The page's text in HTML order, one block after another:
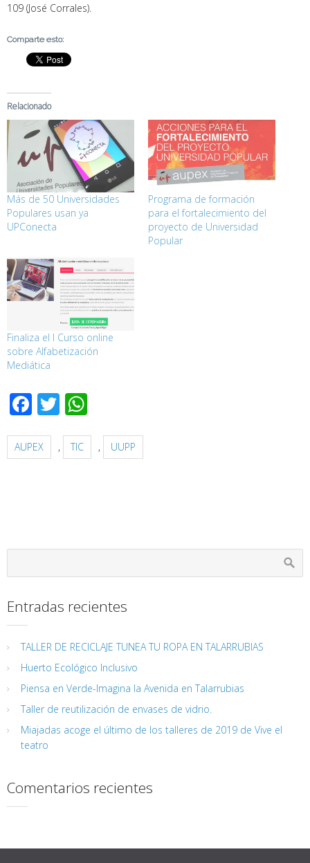
109 (José Corrales).
Comparte esto:
Relacionado
Más de 50 Universidades
Populares usan ya
UPConecta
Programa de formación
para el fortalecimiento del
proyecto de Universidad
Popular
Finaliza el I Curso online
sobre Alfabetización
Mediática
Facebook
Twitter
AUPEX , TIC , UUPP
Entradas recientes
TALLER DE RECICLAJE TUNEA TU ROPA EN TALARRUBIAS
Huerto Ecológico Inclusivo
Piensa en Verde-Imagina la Avenida en Talarrubias
Taller de reutilización de envases de vidrio.
Miajadas acoge el último de los talleres de 2019 de Vive el
teatro
Comentarios recientes